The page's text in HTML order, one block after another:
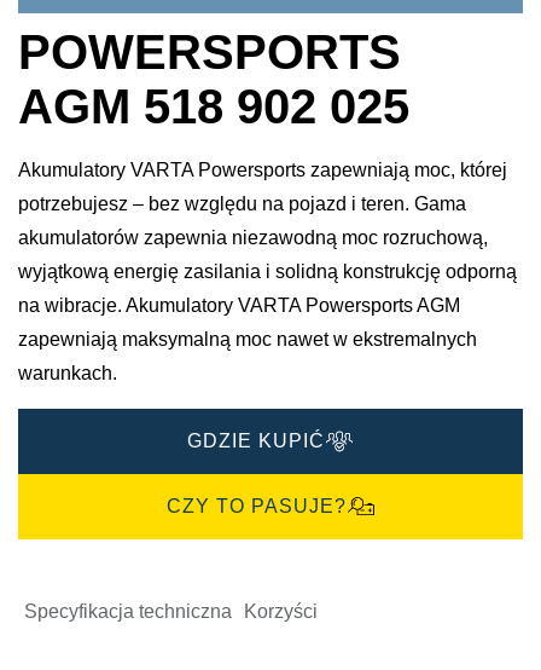
POWERSPORTS
AGM 518 902 025
Akumulatory VARTA Powersports zapewniają moc, której
potrzebujesz – bez względu na pojazd i teren. Gama
akumulatorów zapewnia niezawodną moc rozruchową,
wyjątkową energię zasilania i solidną konstrukcję odporną
na wibracje. Akumulatory VARTA Powersports AGM
zapewniają maksymalną moc nawet w ekstremalnych
warunkach.
GDZIE KUPIĆ
CZY TO PASUJE?
Specyfikacja techniczna Korzyści